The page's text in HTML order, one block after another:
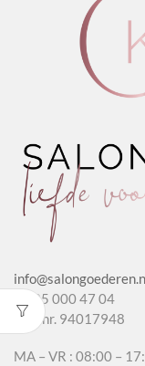
Cream
aantal
T 085 000 47 04
KvK nr. 94017948
MA – VR : 08:00 –